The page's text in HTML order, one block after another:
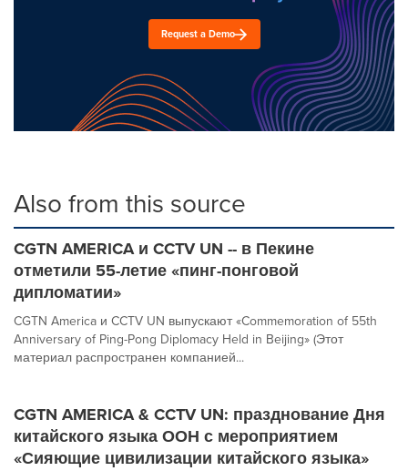
Request a Demo
Also from this source
CGTN AMERICA и CCTV UN -- в Пекине
отметили 55-летие «пинг-понговой
дипломатии»
CGTN America и CCTV UN выпускают «Commemoration of 55th
Anniversary of Ping-Pong Diplomacy Held in Beijing» (Этот
материал распространен компанией...
CGTN AMERICA & CCTV UN: празднование Дня
китайского языка ООН с мероприятием
«Сияющие цивилизации китайского языка»